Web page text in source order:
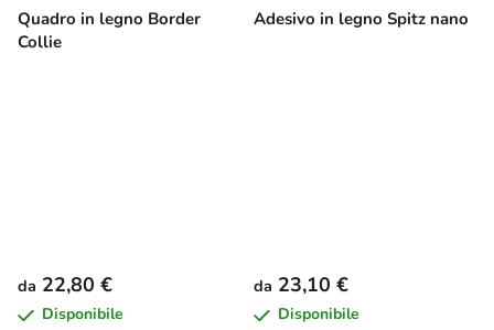
Quadro in legno Border
Collie
Adesivo in legno Spitz nano
da 22,80 €
Disponibile
da 23,10 €
Disponibile